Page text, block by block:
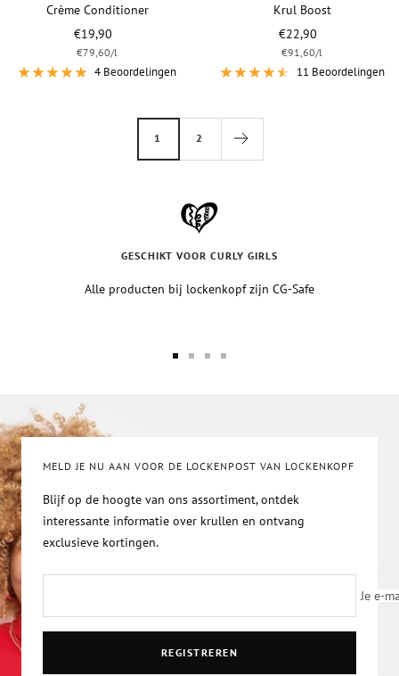
Crème Conditioner
Vraagprijs
€19,90
€79,60/l
4 Beoordelingen
Krul Boost
Vraagprijs
€22,90
€91,60/l
11 Beoordelingen
1 2
GESCHIKT VOOR CURLY GIRLS
Alle producten bij lockenkopf zijn CG-Safe
MELD JE NU AAN VOOR DE LOCKENPOST VAN LOCKENKOPF
Blijf op de hoogte van ons assortiment, ontdek
interessante informatie over krullen en ontvang
exclusieve kortingen.
Je e-
REGISTREREN